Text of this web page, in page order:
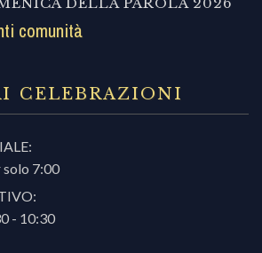
DELLA PAROLA 2026
comunità
CELEBRAZIONI
solo 7:00
- 10:30